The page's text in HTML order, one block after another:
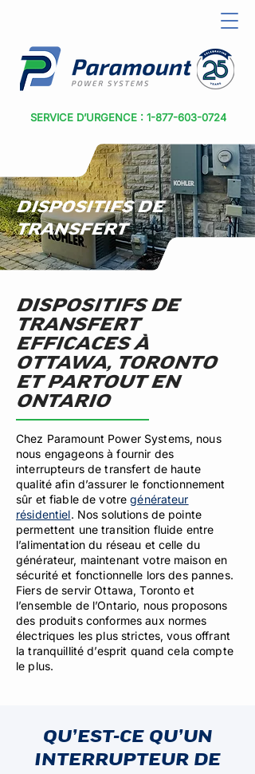
SERVICE D’URGENCE : 1-877-603-0724
DISPOSITIFS DE
TRANSFERT
DISPOSITIFS DE
TRANSFERT
EFFICACES À
OTTAWA, TORONTO
ET PARTOUT EN
ONTARIO
Chez Paramount Power Systems, nous
nous engageons à fournir des
interrupteurs de transfert de haute
qualité afin d’assurer le fonctionnement
sûr et fiable de votregénérateur
résidentiel. Nos solutions de pointe
permettent une transition fluide entre
l’alimentation du réseau et celle du
générateur, maintenant votre maison en
sécurité et fonctionnelle lors des pannes.
Fiers de servir Ottawa, Toronto et
l’ensemble de l’Ontario, nous proposons
des produits conformes aux normes
électriques les plus strictes, vous offrant
la tranquillité d’esprit quand cela compte
le plus.
QU’EST-CE QU’UN
INTERRUPTEUR DE